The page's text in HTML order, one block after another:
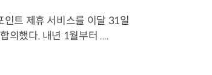
트 제휴 서비스를 이달 31일
의했다. 내년 1월부터 ....